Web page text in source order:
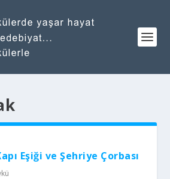
Eşiği ve Şehriye Çorbası